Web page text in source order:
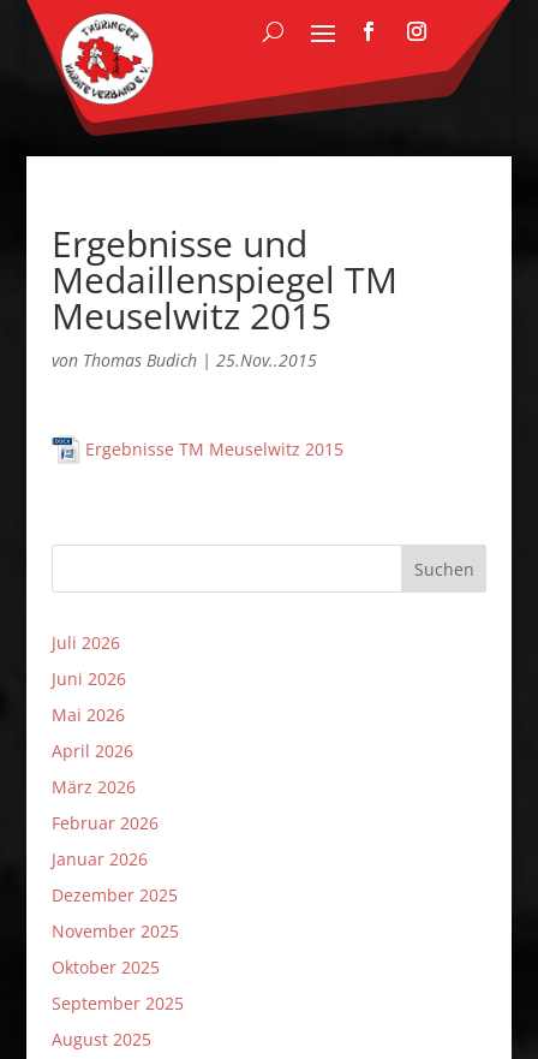
Ergebnisse und
Medaillenspiegel TM
Meuselwitz 2015
von Thomas Budich| 25.Nov..2015
Ergebnisse TM Meuselwitz 2015
Suchen
Juli 2026
Juni 2026
Mai 2026
April 2026
März 2026
Februar 2026
Januar 2026
Dezember 2025
November 2025
Oktober 2025
September 2025
August 2025